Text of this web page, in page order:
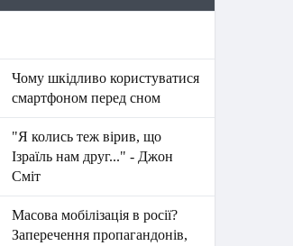
Чому шкідливо користуватися
смартфоном перед сном
"Я колись теж вірив, що
Ізраїль нам друг..." - Джон
Сміт
Масова мобілізація в росії?
Заперечення пропагандонів,